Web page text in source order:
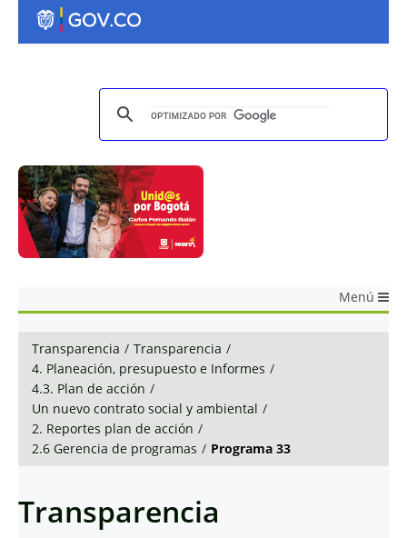
Menú
Transparencia / Transparencia /
4. Planeación, presupuesto e Informes /
4.3. Plan de acción /
Un nuevo contrato social y ambiental /
2. Reportes plan de acción /
2.6 Gerencia de programas / Programa 33
Transparencia